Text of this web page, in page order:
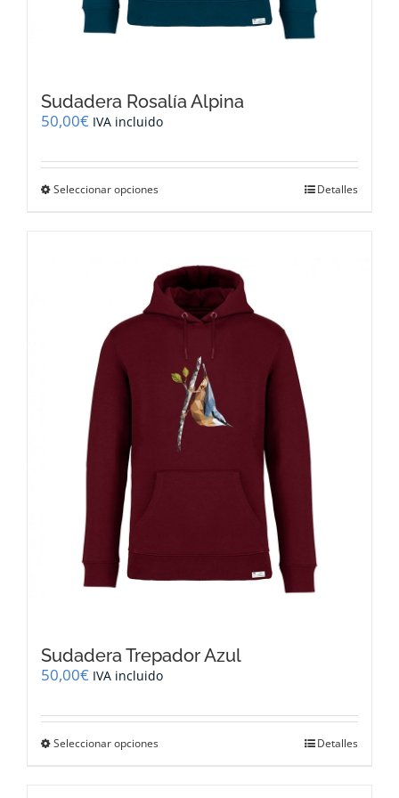
Sudadera Rosalía Alpina
50,00€ IVA incluido
Seleccionar opciones
variantes.
Las
opciones
se
elegir
en
página
producto
Detalles
Sudadera Trepador Azul
50,00€ IVA incluido
Seleccionar opciones Detalles